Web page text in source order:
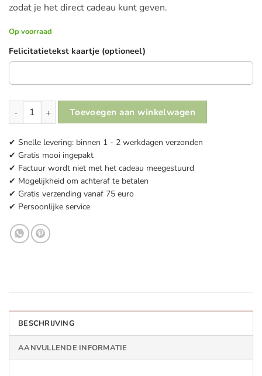
zodat je het direct cadeau kunt geven.
Op voorraad
Felicitatietekst kaartje (optioneel)
Little Dutch Knuffeldoekje Leeuw – Safari Friends aantal
Toevoegen aan winkelwagen
✔ Snelle levering: binnen 1 - 2 werkdagen verzonden
✔ Gratis mooi ingepakt
✔ Factuur wordt niet met het cadeau meegestuurd
✔ Mogelijkheid om achteraf te betalen
✔ Gratis verzending vanaf 75 euro
✔ Persoonlijke service
BESCHRIJVING
AANVULLENDE INFORMATIE